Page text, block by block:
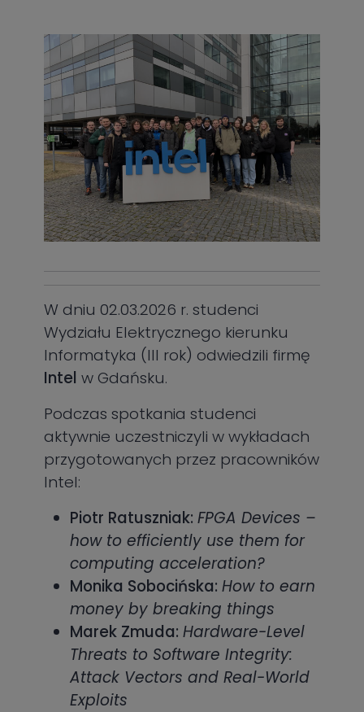
W dniu 02.03.2026 r. studenci
Wydziału Elektrycznego kierunku
Informatyka (III rok) odwiedzili firmę
Intelw Gdańsku.
Podczas spotkania studenci
aktywnie uczestniczyli w wykładach
przygotowanych przez pracowników
Intel:
Piotr Ratuszniak: FPGA Devices –
how to efficiently use them for
computing acceleration?
Monika Sobocińska: How to earn
money by breaking things
Marek Zmuda: Hardware-Level
Threats to Software Integrity:
Attack Vectors and Real-World
Exploits